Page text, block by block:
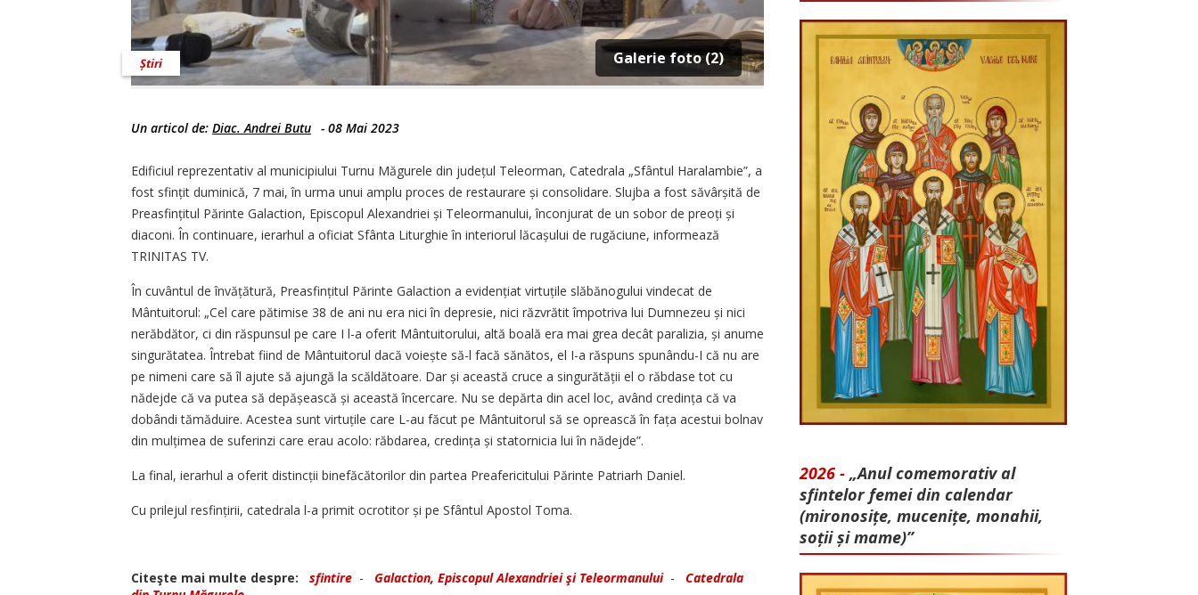
Galerie foto (2)
Știri
Un articol de: Diac. Andrei Butu - 08 Mai 2023
Edificiul reprezentativ al municipiului Turnu Măgurele din ju­dețul Teleorman, Catedrala „Sfân­tul Haralambie”, a
fost sfințit duminică, 7 mai, în urma unui amplu proces de restaurare și consolidare. Slujba a fost săvârșită de
Prea­sfințitul Părinte Galaction, Epis­copul Alexandriei și Teleormanului, înconjurat de un sobor de preoți și
diaconi. În continuare, ierarhul a oficiat Sfânta Liturghie în interiorul lăcașului de rugăciune, informează
TRINITAS TV.
În cuvântul de învățătură, Prea­sfințitul Părinte Galaction a evi­dențiat virtuțile slăbănogului vindecat de
Mântuitorul: „Cel care pătimise 38 de ani nu era nici în depresie, nici răzvrătit împotriva lui Dumnezeu și nici
nerăbdător, ci din răspunsul pe care I l-a oferit Mântuitorului, altă boală era mai grea decât paralizia, și anume
singurătatea. Întrebat fiind de Mântuitorul dacă voiește să-l facă sănătos, el I-a răspuns spunându-I că nu are
pe nimeni care să îl ajute să ajungă la scăldătoare. Dar și această cruce a singurătății el o răbdase tot cu
nădejde că va putea să de­pășească și această încercare. Nu se depărta din acel loc, având credința că va
dobândi tămăduire. Acestea sunt virtuțile care L-au făcut pe Mântuitorul să se oprească în fața acestui bolnav
din mul­țimea de suferinzi care erau acolo: răbdarea, credința și statornicia lui în nădejde”.
La final, ierarhul a oferit distincții binefăcătorilor din partea Preafericitului Părinte Patriarh Daniel.
Cu prilejul resfințirii, catedrala l-a primit ocrotitor și pe Sfântul Apostol Toma.
Citeşte mai multe despre: sfintire - Galaction, Episcopul Alexandriei şi Teleormanului- Catedrala
2026 - „Anul comemorativ al
sfintelor femei din calendar
(mironosițe, mu­cenițe, monahii,
soții și mame)”